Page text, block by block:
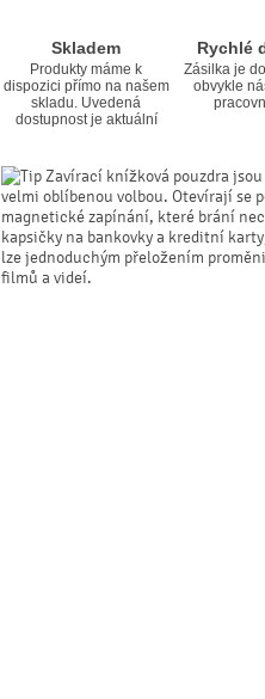
Skladem
Produkty máme k
dispozici přímo na našem
skladu. Uvedená
dostupnost je aktuální
Rychlé
Zásilka je
obvykle
Zavírací knížková pouzdra
velmi oblíbenou volbou. Otevírají se
magnetické zapínání, které brání
kapsičky na bankovky a kreditní
lze jednoduchým přeložením
filmů a videí.